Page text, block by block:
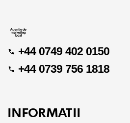
+44 0749 402 0150
+44 0739 756 1818
INFORMATII